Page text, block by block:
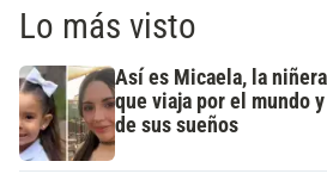
Lo más visto
Así es Micaela, la
que viaja por el mundo
de sus sueños